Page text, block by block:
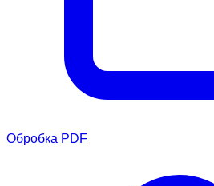
Обробка PDF